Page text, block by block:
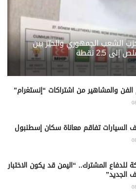
الشعب الجمهوري والحيّز بين
2.5 نقطة
الفن والمشاهير من اشتراكات “إنستغرام”
السيارات تفاقم معاناة سكان إسطنبول
للدفاع المشترك.. “اليمن قد يكون الاختبار
الجديد”